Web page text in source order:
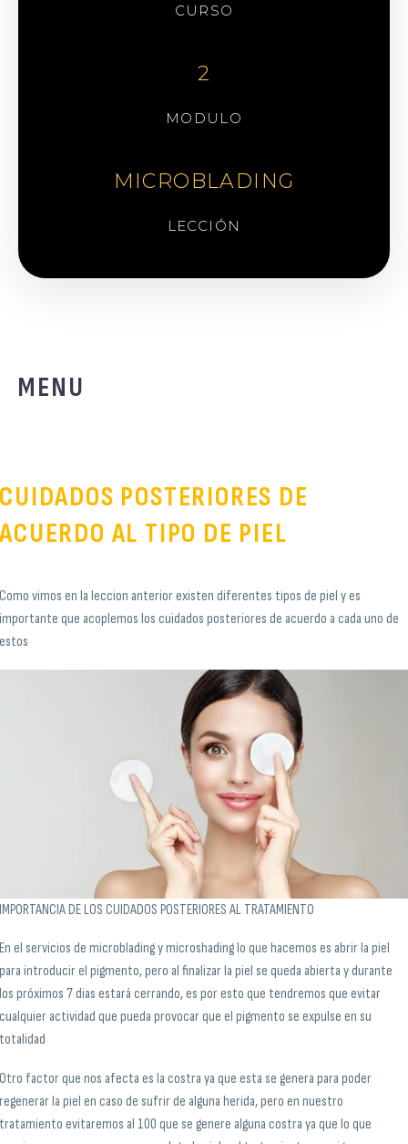
CURSO
2
MODULO
MICROBLADING
LECCIÓN
MENU
CUIDADOS POSTERIORES DE
ACUERDO AL TIPO DE PIEL
Como vimos en la leccion anterior existen diferentes tipos de piel y es
importante que acoplemos los cuidados posteriores de acuerdo a cada uno de
estos
IMPORTANCIA DE LOS CUIDADOS POSTERIORES AL TRATAMIENTO
En el servicios de microblading y microshading lo que hacemos es abrir la piel
para introducir el pigmento, pero al finalizar la piel se queda abierta y durante
los próximos 7 dias estará cerrando, es por esto que tendremos que evitar
cualquier actividad que pueda provocar que el pigmento se expulse en su
totalidad
Otro factor que nos afecta es la costra ya que esta se genera para poder
regenerar la piel en caso de sufrir de alguna herida, pero en nuestro
tratamiento evitaremos al 100 que se genere alguna costra ya que lo que